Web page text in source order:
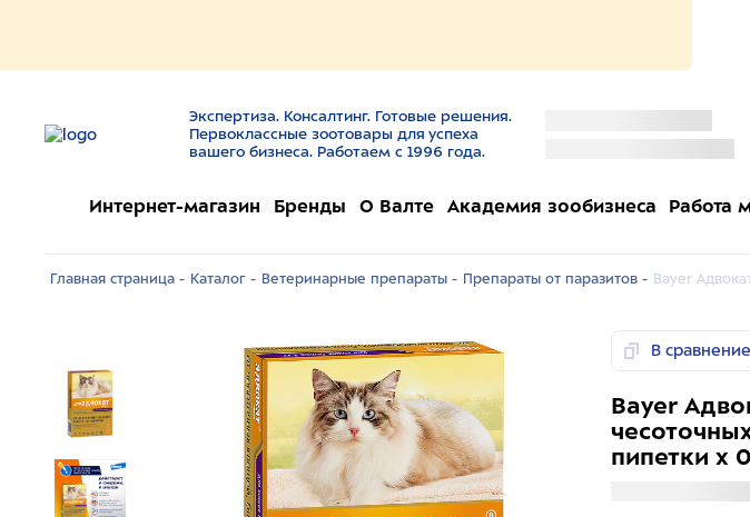
Экспертиза. Консалтинг. Готовые решения.
Первоклассные зоотовары для успеха
вашего бизнеса. Работаем с 1996 года.
Интернет-магазин Бренды О Валте Академия зообизнеса Работа
Главная страница - Каталог - Ветеринарные препараты - Препараты от паразитов - Bayer
В сравнение
Bayer
пипетки х